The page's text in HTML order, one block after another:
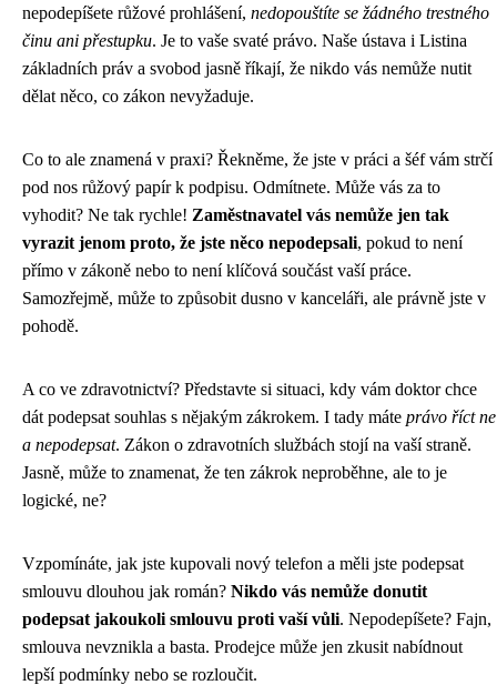
nepodepíšete růžové prohlášení, nedopouštíte se žádného trestného
činu ani přestupku. Je to vaše svaté právo. Naše ústava i Listina
základních práv a svobod jasně říkají, že nikdo vás nemůže nutit
dělat něco, co zákon nevyžaduje.
Co to ale znamená v praxi? Řekněme, že jste v práci a šéf vám strčí
pod nos růžový papír k podpisu. Odmítnete. Může vás za to
vyhodit? Ne tak rychle! Zaměstnavatel vás nemůže jen tak
vyrazit jenom proto, že jste něco nepodepsali, pokud to není
přímo v zákoně nebo to není klíčová součást vaší práce.
Samozřejmě, může to způsobit dusno v kanceláři, ale právně jste v
pohodě.
A co ve zdravotnictví? Představte si situaci, kdy vám doktor chce
dát podepsat souhlas s nějakým zákrokem. I tady máte právo říct ne
a nepodepsat. Zákon o zdravotních službách stojí na vaší straně.
Jasně, může to znamenat, že ten zákrok neproběhne, ale to je
logické, ne?
Vzpomínáte, jak jste kupovali nový telefon a měli jste podepsat
smlouvu dlouhou jak román? Nikdo vás nemůže donutit
podepsat jakoukoli smlouvu proti vaší vůli. Nepodepíšete? Fajn,
smlouva nevznikla a basta. Prodejce může jen zkusit nabídnout
lepší podmínky nebo se rozloučit.